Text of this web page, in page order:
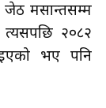
मसान्तसम्म
२०८२
भए पनि